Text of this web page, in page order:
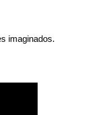
imaginados.